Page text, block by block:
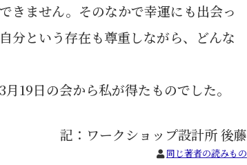
きません。そのなかで幸運にも出会っ
分という存在も尊重しながら、どんな
19日の会から私が得たものでした。
記：ワークショップ設計所 後藤
同じ著者の読みもの